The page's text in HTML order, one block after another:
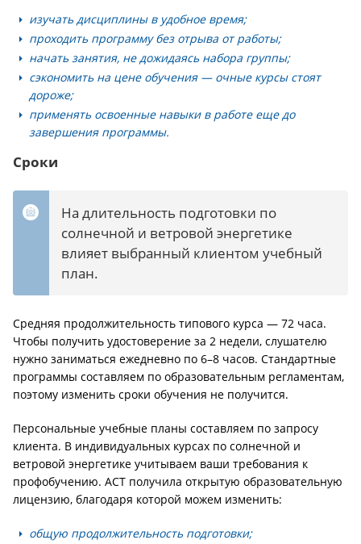
изучать дисциплины в удобное время;
проходить программу без отрыва от работы;
начать занятия, не дожидаясь набора группы;
сэкономить на цене обучения — очные курсы стоят
дороже;
применять освоенные навыки в работе еще до
завершения программы.
Сроки
На длительность подготовки по
солнечной и ветровой энергетике
влияет выбранный клиентом учебный
план.
Средняя продолжительность типового курса — 72 часа.
Чтобы получить удостоверение за 2 недели, слушателю
нужно заниматься ежедневно по 6–8 часов. Стандартные
программы составляем по образовательным регламентам,
поэтому изменить сроки обучения не получится.
Персональные учебные планы составляем по запросу
клиента. В индивидуальных курсах по солнечной и
ветровой энергетике учитываем ваши требования к
профобучению. АСТ получила открытую образовательную
лицензию, благодаря которой можем изменить:
общую продолжительность подготовки;